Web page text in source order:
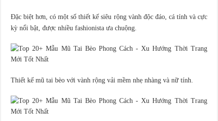
Đặc biệt hơn, có một số thiết kế siêu rộng vành độc đáo, cá tính và cực
kỳ nổi bật, được nhiều fashionista ưa chuộng.
Thiết kế mũ tai bèo với vành rộng vải mềm nhẹ nhàng và nữ tính.